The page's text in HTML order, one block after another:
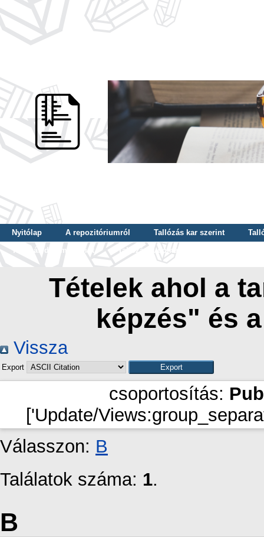
Nyitólap A repozitóriumról Tallózás kar szerint
Tallózás dátum szerint
Tallózás tudományterület szerint
Tételek ahol a
képzés" és
Vissza
Export
csoportosítás:
['Update/
Válasszon: B
Találatok száma: 1.
B